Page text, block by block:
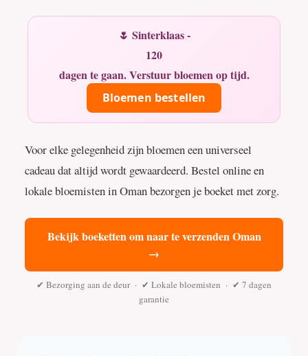
🌷 Sinterklaas -
120
dagen te gaan. Verstuur bloemen op tijd.
Bloemen bestellen
Voor elke gelegenheid zijn bloemen een universeel
cadeau dat altijd wordt gewaardeerd. Bestel online en
lokale bloemisten in Oman bezorgen je boeket met zorg.
Bekijk boeketten om naar te verzenden Oman
→
✔ Bezorging aan de deur · ✔ Lokale bloemisten · ✔ 7 dagen
garantie